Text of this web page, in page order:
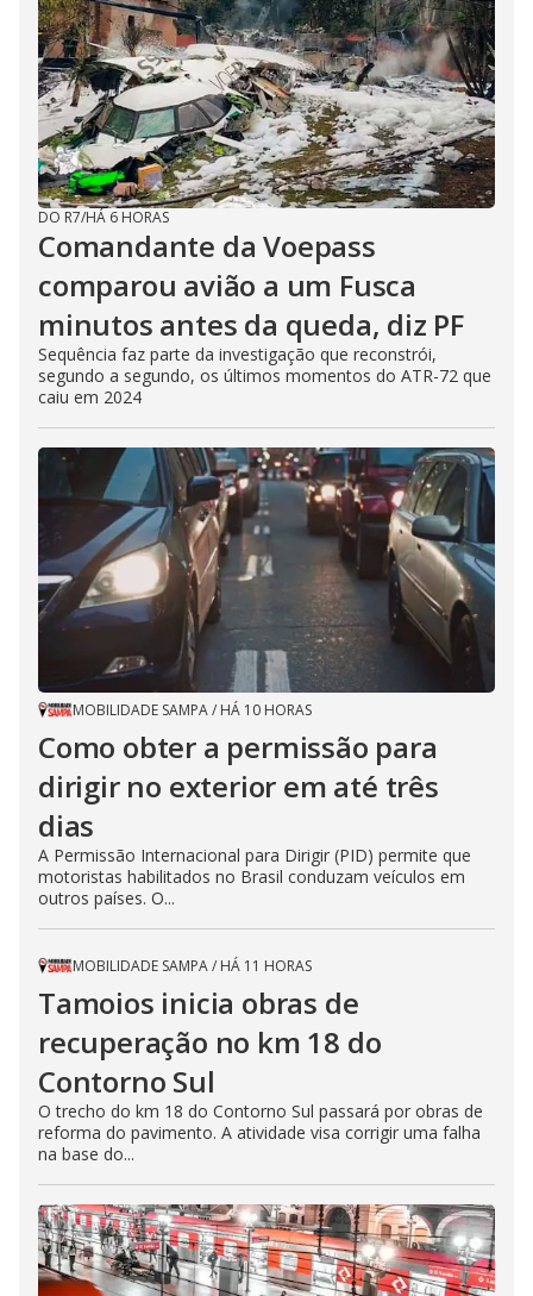
DO R7/HÁ 6 HORAS
Comandante da Voepass
comparou avião a um Fusca
minutos antes da queda, diz PF
Sequência faz parte da investigação que reconstrói,
segundo a segundo, os últimos momentos do ATR-72 que
caiu em 2024
MOBILIDADE SAMPA/ HÁ 10 HORAS
Como obter a permissão para
dirigir no exterior em até três
dias
A Permissão Internacional para Dirigir (PID) permite que
motoristas habilitados no Brasil conduzam veículos em
outros países. O...
MOBILIDADE SAMPA/ HÁ 11 HORAS
Tamoios inicia obras de
recuperação no km 18 do
Contorno Sul
O trecho do km 18 do Contorno Sul passará por obras de
reforma do pavimento. A atividade visa corrigir uma falha
na base do...